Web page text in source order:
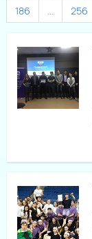
186
... 256